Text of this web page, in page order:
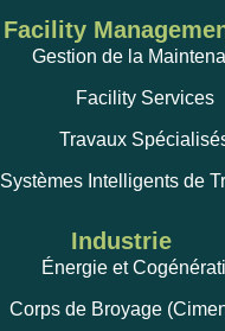
Facility
Gestion de la
Facility Services
Travaux
Systèmes Intelligents de
Industrie
Énergie et
Corps de Broyage